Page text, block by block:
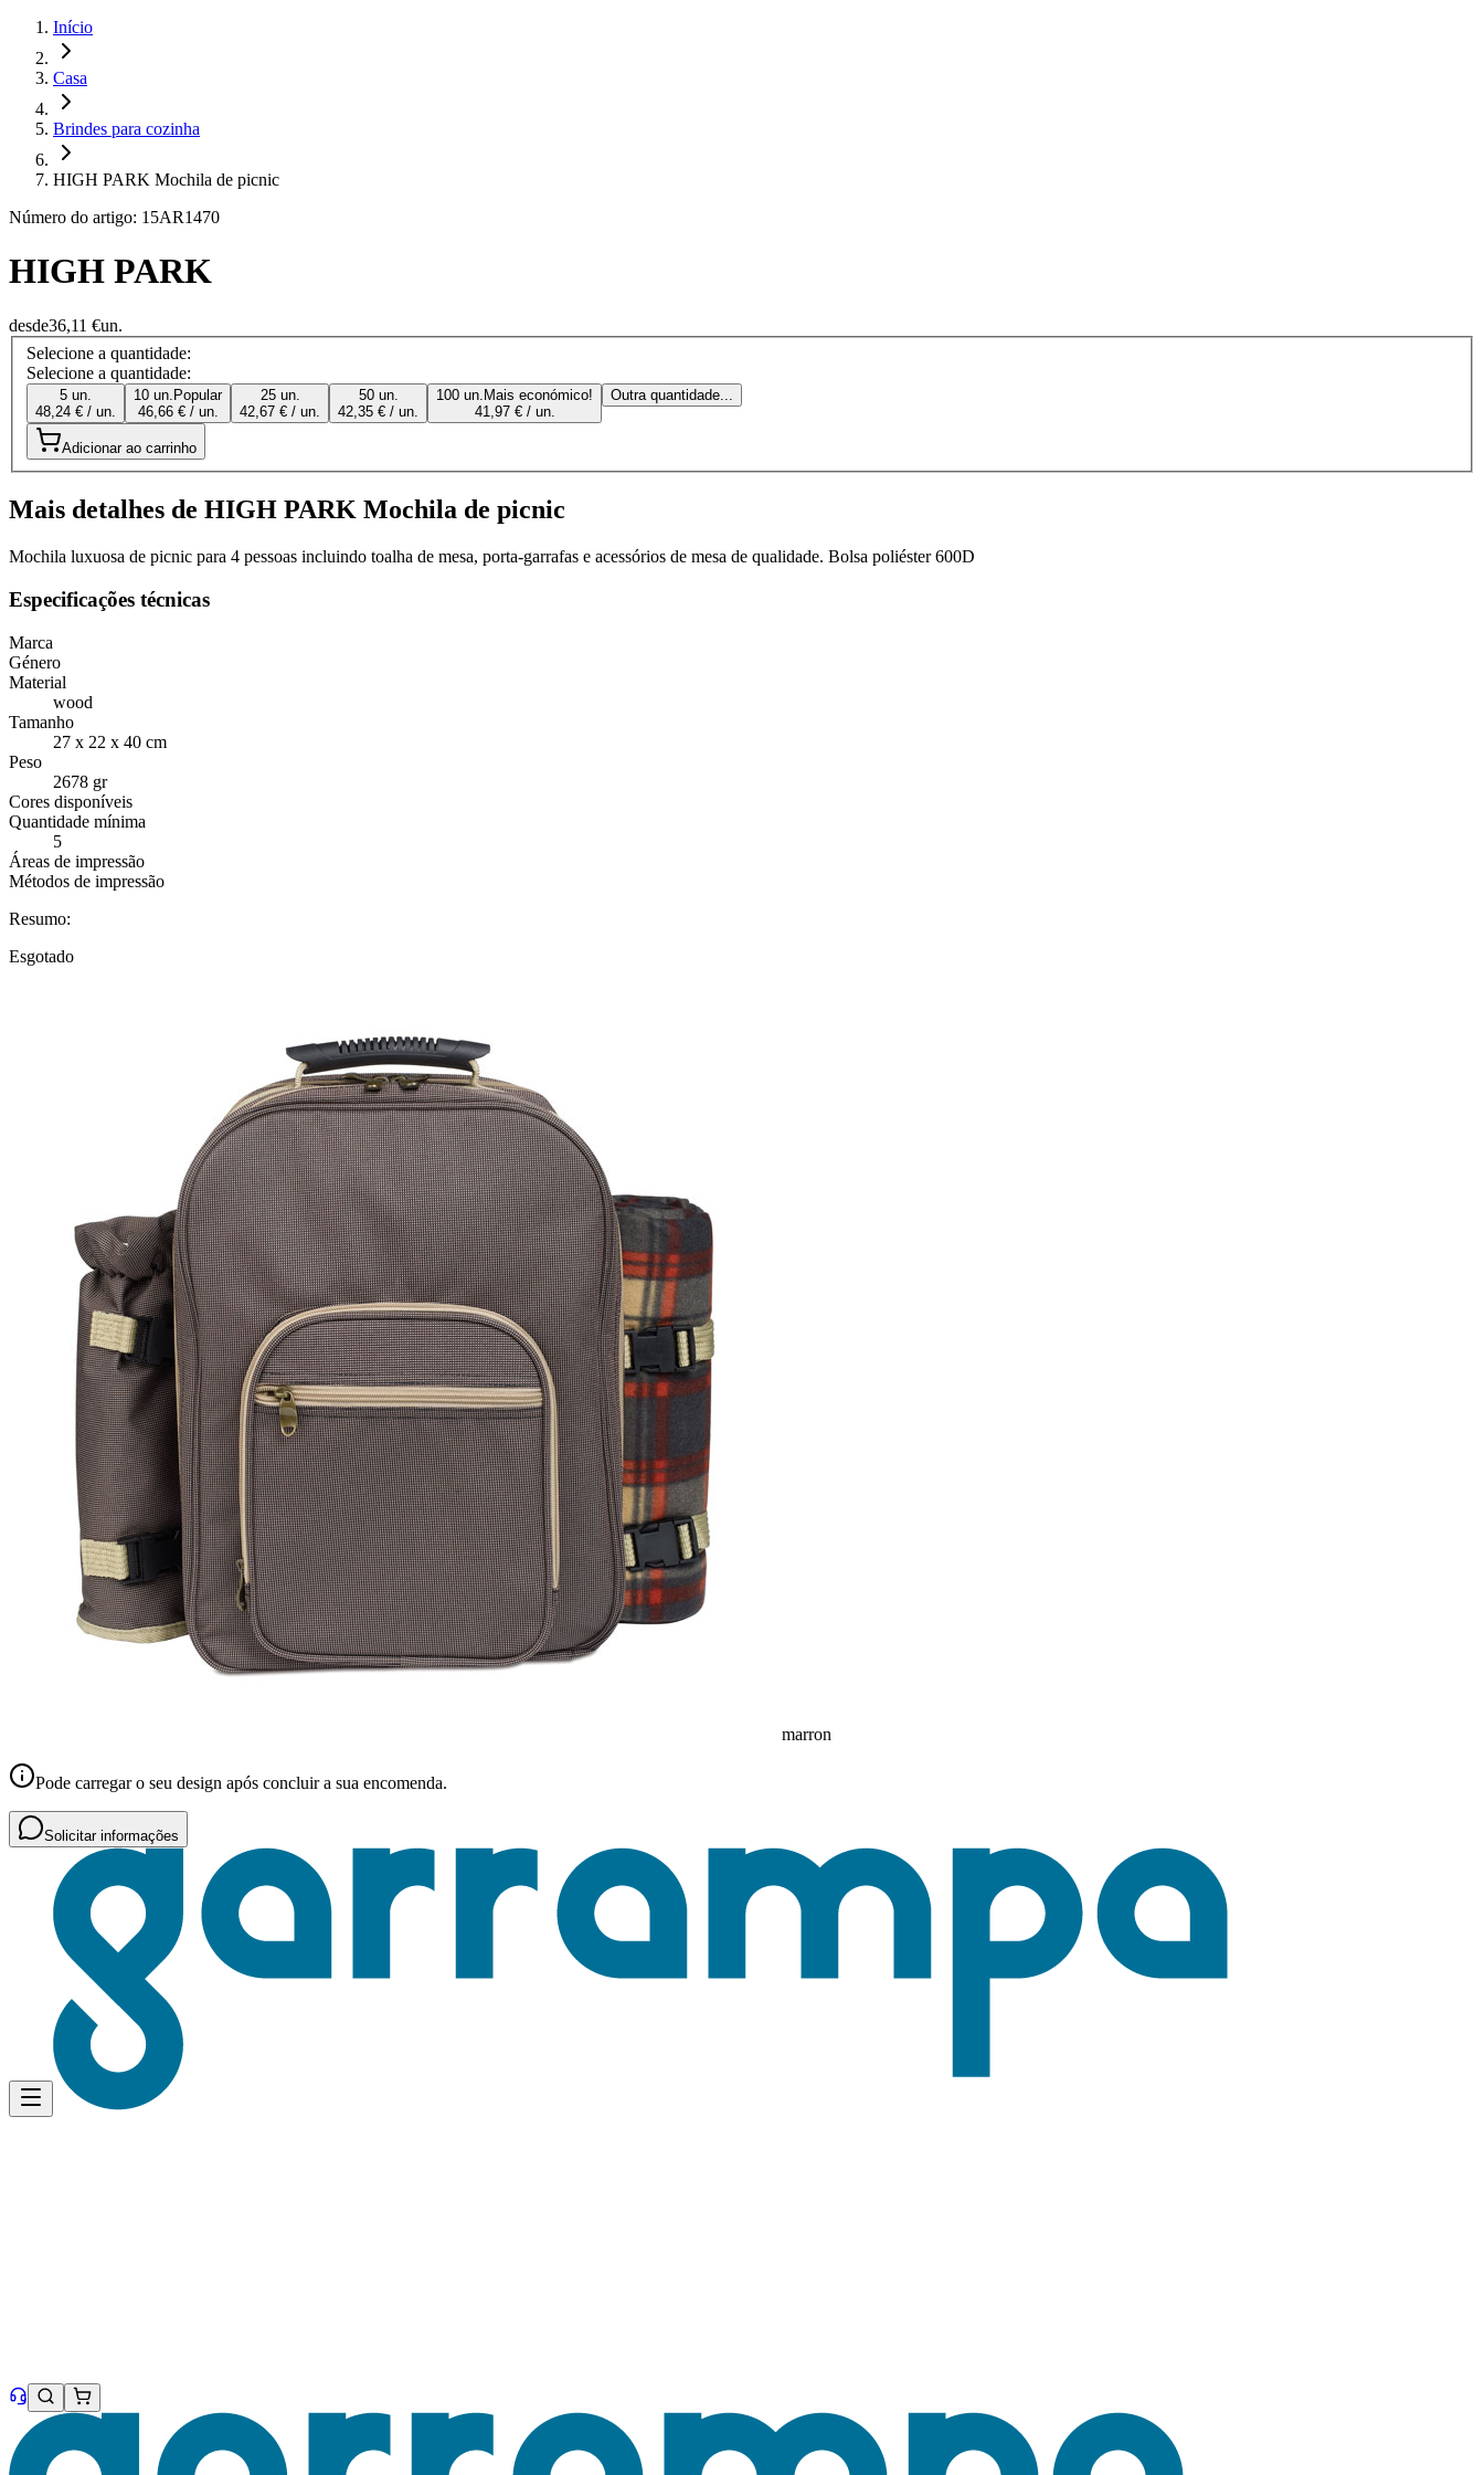
Início
Casa
Brindes para cozinha
HIGH PARK Mochila de picnic
Número do artigo: 15AR1470
HIGH PARK
desde36,11 €un.
Selecione a quantidade:
Selecione a quantidade:
5 un.
48,24 € / un.
10 un. Popular
46,66 € / un.
25 un.
42,67 € / un.
50 un.
42,35 € / un.
100 un. Mais económico!
41,97 € / un.
Outra quantidade...
Adicionar ao carrinho
Mais detalhes de HIGH PARK Mochila de picnic
Mochila luxuosa de picnic para 4 pessoas incluindo toalha de mesa, porta-garrafas e acessórios de mesa de qualidade. Bolsa poliéster 600D
Especificações técnicas
Marca
Género
Material
wood
Tamanho
27 x 22 x 40 cm
Peso
2678 gr
Cores disponíveis
Quantidade mínima
5
Áreas de impressão
Métodos de impressão
Resumo:
Esgotado
marron
Pode carregar o seu design após concluir a sua encomenda.
Solicitar informações